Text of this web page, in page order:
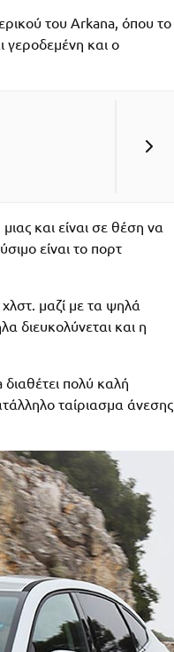
του Arkana, όπου το
γεροδεμένη και ο
και είναι σε θέση να
είναι το πορτ
μαζί με τα ψηλά
διευκολύνεται και η
πολύ καλή
ταίριασμα άνεσης